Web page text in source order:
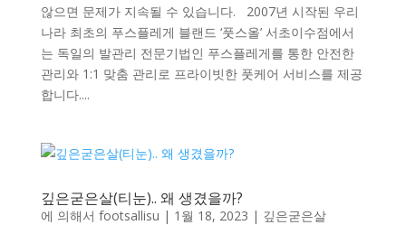
않으면 문제가 지속될 수 있습니다. 2007년 시작된 우리
나라 최초의 푸스플레게 블랜드 ‘풋스올’ 서초이수점에서
는 독일의 발관리 전문기법인 푸스플레게를 통한 안전한
관리와 1:1 맞춤 관리로 프라이빗한 풋케어 서비스를 제공
합니다....
깊은굳은살(티눈).. 왜 생겼을까?
에 의해서 footsallisu | 1월 18, 2023 | 깊은굳은살